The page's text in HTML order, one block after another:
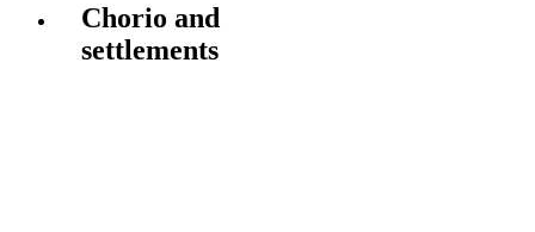
Chorio and
settlements